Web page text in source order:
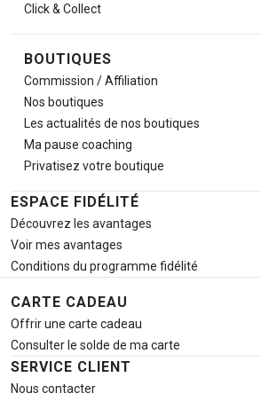
Click & Collect
BOUTIQUES
Commission / Affiliation
Nos boutiques
Les actualités de nos boutiques
Ma pause coaching
Privatisez votre boutique
ESPACE FIDÉLITÉ
Découvrez les avantages
Voir mes avantages
Conditions du programme fidélité
CARTE CADEAU
Offrir une carte cadeau
Consulter le solde de ma carte
SERVICE CLIENT
Nous contacter